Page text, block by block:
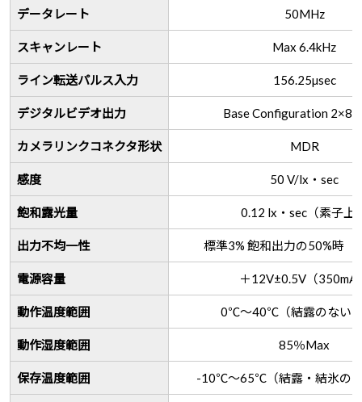
データレート 50MHz
スキャンレート Max 6.4kHz
ライン転送パルス入力 156.25µsec
デジタルビデオ出力 Base Configuration 2×8/
カメラリンクコネクタ形状 MDR
感度 50 V/lx・sec
飽和露光量 0.12 lx・sec（素子上
出力不均一性 標準3% 飽和出力の50%時（
電源容量 ＋12V±0.5V（350mA
動作温度範囲 0℃～40℃（結露のない
動作湿度範囲 85％Max
保存温度範囲 -10℃～65℃（結露・結氷の